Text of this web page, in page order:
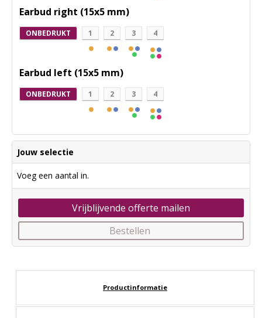
Earbud right (15x5 mm)
ONBEDRUKT 1 2 3 4
Earbud left (15x5 mm)
ONBEDRUKT 1 2 3 4
Jouw selectie
Voeg een aantal in.
Vrijblijvende offerte mailen
Bestellen
Productinformatie